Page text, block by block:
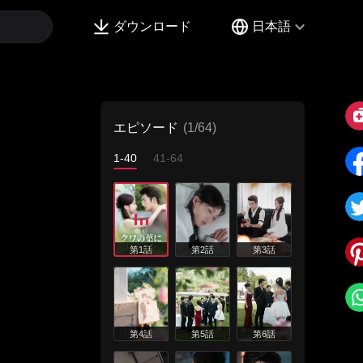
ダウンロード 日本語
エピソード (1/64)
1-40 41-64
第1話 第2話 第3話
第4話 第5話 第6話